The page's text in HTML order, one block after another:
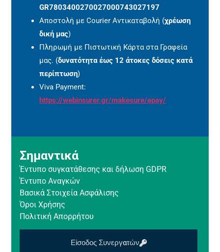
GR7803400270027000743027197
Αποστολή με Courier Αντικαταβολή (χρέωση
δική μας)
Πληρωμή με Πιστωτική Κάρτα στα Γραφεία
μας. (δυνατότητα έως 12 άτοκες δόσεις κατά
περίπτωση)
Viva Payment:
https://webinsurer.gr/makesure/epay/
Σημαντικά
Έντυπο συγκατάθεσης και δήλωση GDPR
Έντυπο Αναγκών
Βασικά Στοιχεία Ασφάλισης
Όροι Χρήσης
Πολιτική Απορρήτου
Είσοδος Συνεργατών